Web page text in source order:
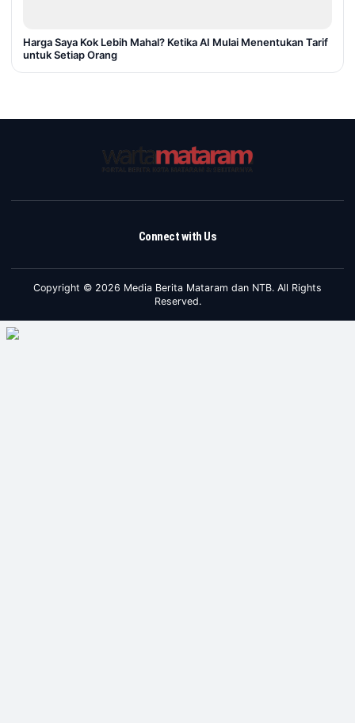
Harga Saya Kok Lebih Mahal? Ketika AI Mulai Menentukan Tarif
untuk Setiap Orang
Connect with Us
Copyright © 2026 Media Berita Mataram dan NTB. All Rights
Reserved.